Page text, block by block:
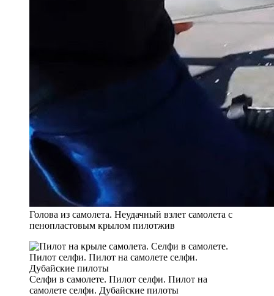
Голова из самолета. Неудачный взлет самолета с
пенопластовым крылом пилотжив
Селфи в самолете. Пилот селфи. Пилот на
самолете селфи. Дубайские пилоты